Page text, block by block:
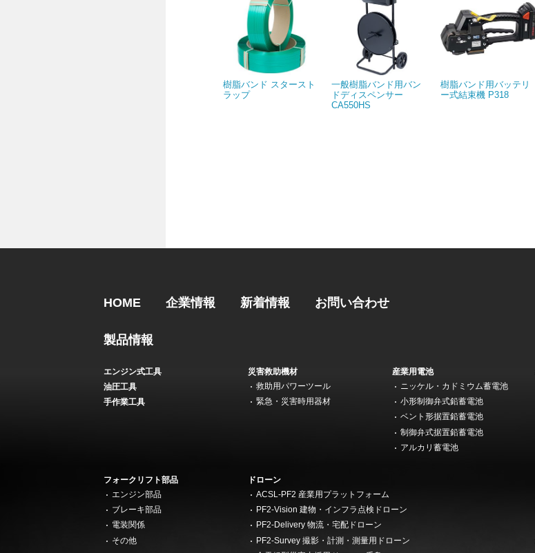
樹脂バンド スタースト
ラップ
一般樹脂バンド用バン
ドディスペンサー
CA550HS
樹脂バンド用バッテリ
ー式結束機 P318
HOME 企業情報 新着情報 お問い合わせ
製品情報
エンジン式工具
油圧工具
手作業工具
災害救助機材
救助用パワーツール
緊急・災害時用器材
産業用電池
ニッケル・カドミウム蓄電池
小形制御弁式鉛蓄電池
ベント形据置鉛蓄電池
制御弁式据置鉛蓄電池
アルカリ蓄電池
フォークリフト部品
エンジン部品
ブレーキ部品
電装関係
その他
ドローン
ACSL-PF2 産業用プラットフォーム
PF2-Vision 建物・インフラ点検ドローン
PF2-Delivery 物流・宅配ドローン
PF2-Survey 撮影・計測・測量用ドローン